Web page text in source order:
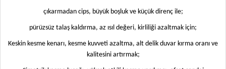
çıkarmadan cips, büyük boşluk ve küçük direnç ile;
pürüzsüz talaş kaldırma, az ısıl değeri, kirliliği azaltmak için;
Keskin kesme kenarı, kesme kuvveti azaltma, alt delik duvar kırma oranı ve
kalitesini artırmak;